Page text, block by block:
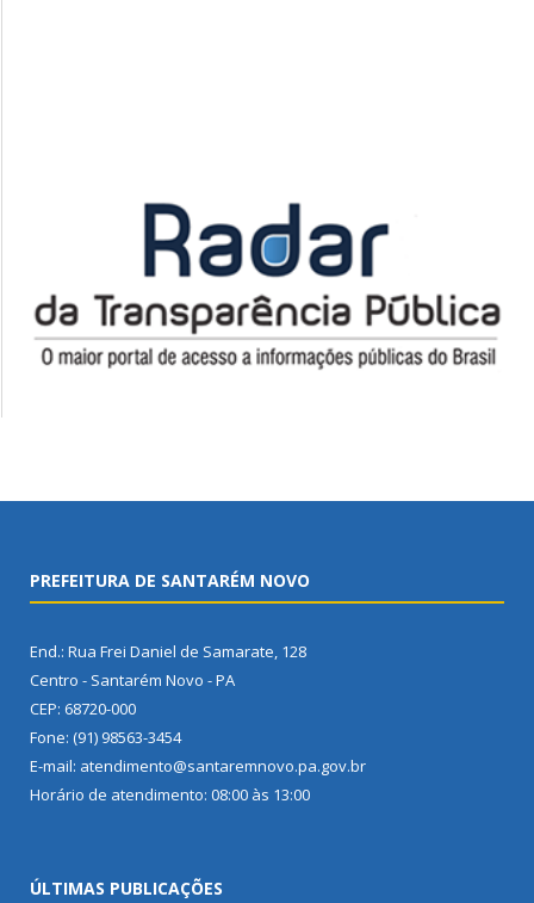
PREFEITURA DE SANTARÉM NOVO
End.: Rua Frei Daniel de Samarate, 128
Centro - Santarém Novo - PA
CEP: 68720-000
Fone: (91) 98563-3454
E-mail: atendimento@santaremnovo.pa.gov.br
Horário de atendimento: 08:00 às 13:00
ÚLTIMAS PUBLICAÇÕES